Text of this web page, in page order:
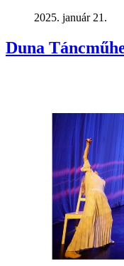
2025. január 21.
Duna